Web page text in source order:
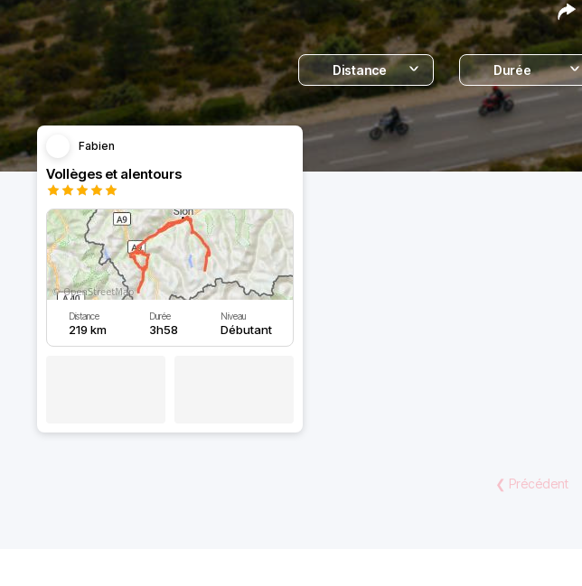
Distance Durée
Fabien
Vollèges et alentours
Distance
219 km
Durée
3h58
Niveau
Débutant
❮ Précédent